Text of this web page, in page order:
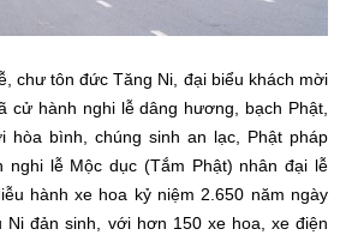
chư tôn đức Tăng Ni, đại biểu khách mời
cử hành nghi lễ dâng hương, bạch Phật,
hòa bình, chúng sinh an lạc, Phật pháp
nghi lễ Mộc dục (Tắm Phật) nhân đại lễ
hành xe hoa kỷ niệm 2.650 năm ngày
đản sinh, với hơn 150 xe hoa, xe điện